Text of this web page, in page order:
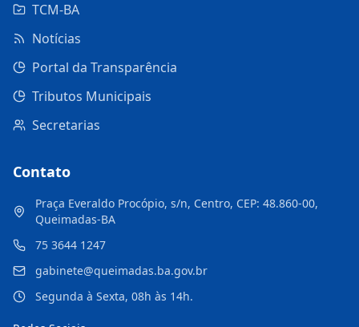
TCM-BA
Notícias
Portal da Transparência
Tributos Municipais
Secretarias
Contato
Praça Everaldo Procópio, s/n, Centro, CEP: 48.860-00,
Queimadas-BA
75 3644 1247
gabinete@queimadas.ba.gov.br
Segunda à Sexta, 08h às 14h.